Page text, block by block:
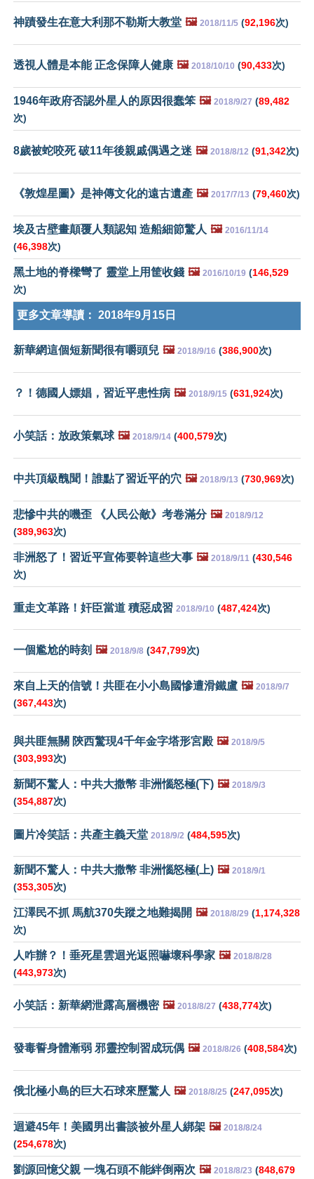
神蹟發生在意大利那不勒斯大教堂 🖼️ 2018/11/5 (92,196次)
透視人體是本能 正念保障人健康 🖼️ 2018/10/10 (90,433次)
1946年政府否認外星人的原因很蠢笨 🖼️ 2018/9/27 (89,482
次)
8歲被蛇咬死 破11年後親戚偶遇之迷 🖼️ 2018/8/12 (91,342次)
《敦煌星圖》是神傳文化的遠古遺產 🖼️ 2017/7/13 (79,460次)
埃及古壁畫顛覆人類認知 造船細節驚人 🖼️ 2016/11/14
(46,398次)
黑土地的脊樑彎了 靈堂上用筐收錢 🖼️ 2016/10/19 (146,529
次)
更多文章導讀： 2018年9月15日
新華網這個短新聞很有嚼頭兒 🖼️ 2018/9/16 (386,900次)
？！德國人嫖娼，習近平患性病 🖼️ 2018/9/15 (631,924次)
小笑話：放政策氣球 🖼️ 2018/9/14 (400,579次)
中共頂級醜聞！誰點了習近平的穴 🖼️ 2018/9/13 (730,969次)
悲慘中共的嘰歪 《人民公敵》考卷滿分 🖼️ 2018/9/12
(389,963次)
非洲怒了！習近平宣佈要幹這些大事 🖼️ 2018/9/11 (430,546
次)
重走文革路！奸臣當道 積惡成習 2018/9/10 (487,424次)
一個尷尬的時刻 🖼️ 2018/9/8 (347,799次)
來自上天的信號！共匪在小小島國慘遭滑鐵盧 🖼️ 2018/9/7
(367,443次)
與共匪無關 陝西驚現4千年金字塔形宮殿 🖼️ 2018/9/5
(303,993次)
新聞不驚人：中共大撒幣 非洲惱怒極(下) 🖼️ 2018/9/3
(354,887次)
圖片冷笑話：共產主義天堂 2018/9/2 (484,595次)
新聞不驚人：中共大撒幣 非洲惱怒極(上) 🖼️ 2018/9/1
(353,305次)
江澤民不抓 馬航370失蹤之地難揭開 🖼️ 2018/8/29 (1,174,328
次)
人咋辦？！垂死星雲迴光返照嚇壞科學家 🖼️ 2018/8/28
(443,973次)
小笑話：新華網泄露高層機密 🖼️ 2018/8/27 (438,774次)
發毒誓身體漸弱 邪靈控制習成玩偶 🖼️ 2018/8/26 (408,584次)
俄北極小島的巨大石球來歷驚人 🖼️ 2018/8/25 (247,095次)
迴避45年！美國男出書談被外星人綁架 🖼️ 2018/8/24
(254,678次)
劉源回憶父親 一塊石頭不能絆倒兩次 🖼️ 2018/8/23 (848,679